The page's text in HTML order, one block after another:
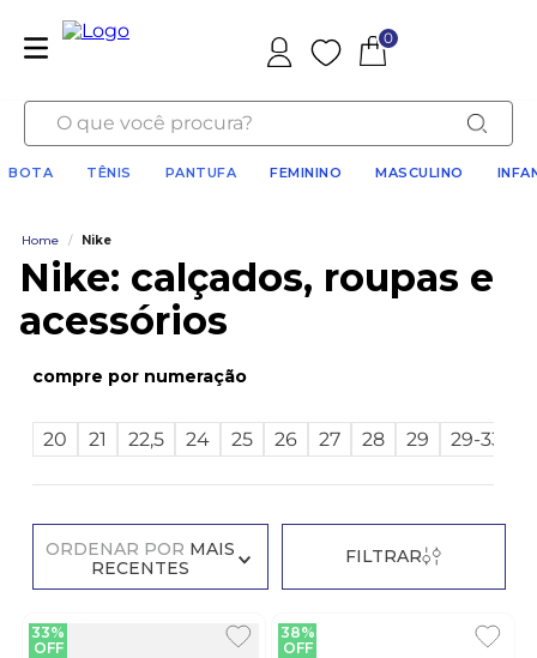
Favoritos
0
O que você procura?
BOTA TÊNIS PANTUFA FEMININO MASCULINO
Home / Nike
Nike: calçados, roupas e
acessórios
numeração
20 21 22,5 24 25 26 27 28 29 29-33
ORDENAR POR MAIS
RECENTES
FILTRAR
33%
OFF
38%
OFF